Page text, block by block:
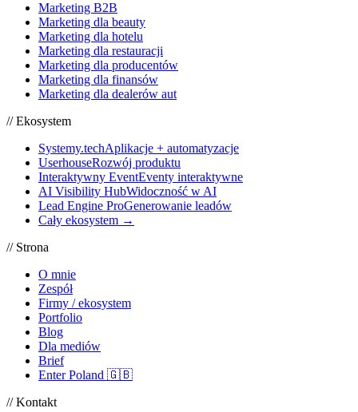
Marketing B2B
Marketing dla beauty
Marketing dla hotelu
Marketing dla restauracji
Marketing dla producentów
Marketing dla finansów
Marketing dla dealerów aut
// Ekosystem
Systemy.techAplikacje + automatyzacje
UserhouseRozwój produktu
Interaktywny EventEventy interaktywne
AI Visibility HubWidoczność w AI
Lead Engine ProGenerowanie leadów
Cały ekosystem →
// Strona
O mnie
Zespół
Firmy / ekosystem
Portfolio
Blog
Dla mediów
Brief
Enter Poland 🇬🇧
// Kontakt